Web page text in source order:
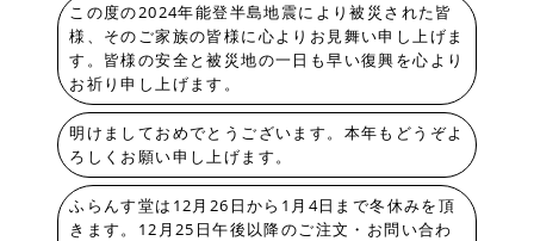
この度の2024年能登半島地震により被災された皆
様、そのご家族の皆様に心よりお見舞い申し上げま
す。皆様の安全と被災地の一日も早い復興を心より
お祈り申し上げます。
明けましておめでとうございます。本年もどうぞよ
ろしくお願い申し上げます。
ふらんす堂は12月26日から1月4日まで冬休みを頂
きます。12月25日午後以降のご注文・お問い合わ